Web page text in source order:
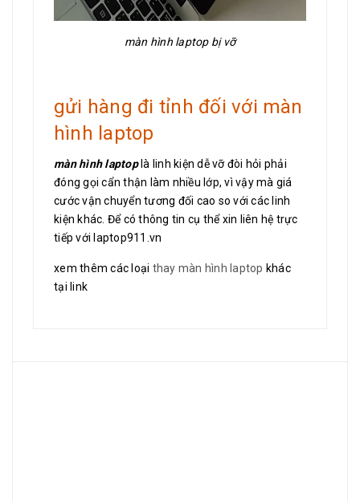
màn hình laptop bị vỡ
gửi hàng đi tỉnh đối với màn
hình laptop
màn hình laptoplà linh kiện dễ vỡ đòi hỏi phải
đóng gọi cẩn thận làm nhiều lớp, vì vậy mà giá
cước vận chuyển tương đối cao so với các linh
kiện khác. Để có thông tin cụ thể xin liên hệ trực
tiếp với laptop911.vn
xem thêm các loại thay màn hình laptop khác
tại link